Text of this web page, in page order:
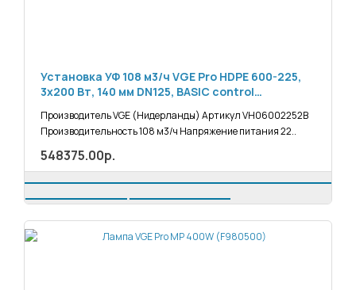
Установка УФ 108 м3/ч VGE Pro HDPE 600-225,
3x200 Вт, 140 мм DN125, BASIC control
Производитель VGE (Нидерланды) Артикул VH06002252B
Производительность 108 м3/ч Напряжение питания 22..
548375.00р.